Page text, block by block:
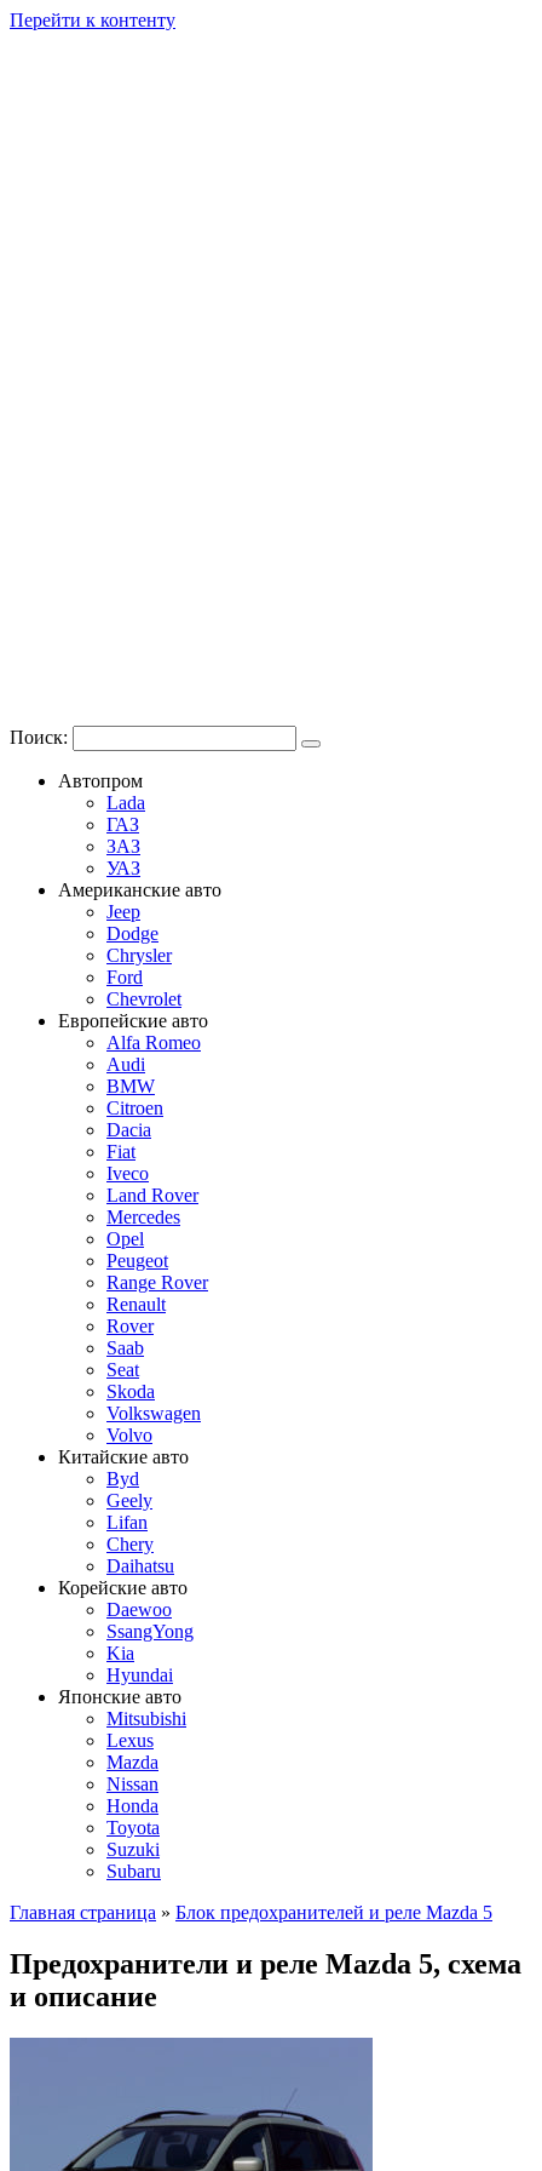
Перейти к контенту
Поиск:
Автопром
Lada
ГАЗ
ЗАЗ
УАЗ
Американские авто
Jeep
Dodge
Chrysler
Ford
Chevrolet
Европейские авто
Alfa Romeo
Audi
BMW
Citroen
Dacia
Fiat
Iveco
Land Rover
Mercedes
Opel
Peugeot
Range Rover
Renault
Rover
Saab
Seat
Skoda
Volkswagen
Volvo
Китайские авто
Byd
Geely
Lifan
Chery
Daihatsu
Корейские авто
Daewoo
SsangYong
Kia
Hyundai
Японские авто
Mitsubishi
Lexus
Mazda
Nissan
Honda
Toyota
Suzuki
Subaru
Главная страница » Блок предохранителей и реле Mazda 5
Предохранители и реле Mazda 5, схема
и описание